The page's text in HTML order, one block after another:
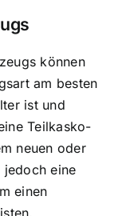
können
am besten
ist und
Teilkasko-
neuen oder
jedoch eine
einen